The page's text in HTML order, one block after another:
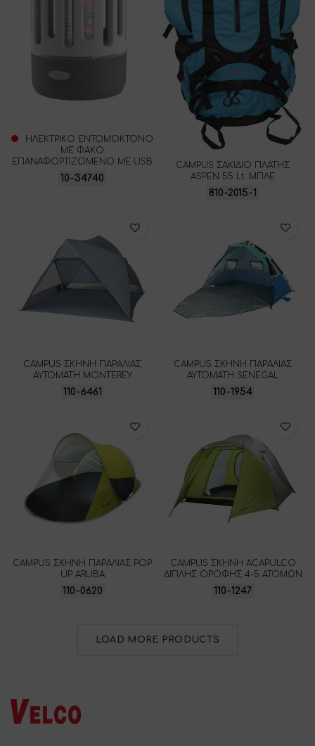
ΗΛΕΚΤΡΙΚΟ ΕΝΤΟΜΟΚΤΟΝΟ
ME ΦΑΚΟ
ΕΠΑΝΑΦΟΡΤΙΖΟΜΕΝΟ ΜΕ USB
10-34740
CAMPUS ΣΑΚΙΔΙΟ ΠΛΑΤΗΣ
ASPEN 55 Lt. ΜΠΛΕ
810-2015-1
CAMPUS ΣΚΗΝΗ ΠΑΡΑΛΙΑΣ
ΑΥΤΟΜΑΤΗ MONTEREY
110-6461
CAMPUS ΣΚΗΝΗ ΠΑΡΑΛΙΑΣ
ΑΥΤΟΜΑΤΗ SENEGAL
110-1954
CAMPUS ΣΚΗΝΗ ΠΑΡΑΛΙΑΣ POP
UP ARUBA
110-0620
CAMPUS ΣΚΗΝΗ ACAPULCO
ΔΙΠΛΗΣ ΟΡΟΦΗΣ 4-5 ΑΤΟΜΩΝ
110-1247
LOAD MORE PRODUCTS